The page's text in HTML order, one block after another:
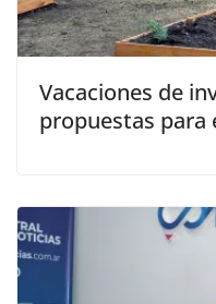
Vacaciones de
propuestas para